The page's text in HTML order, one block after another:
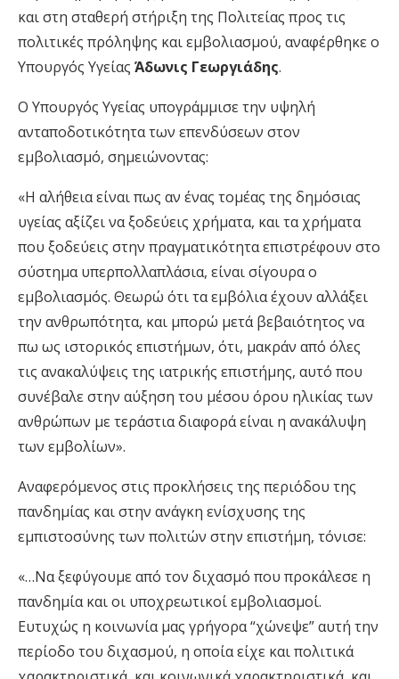
και στη σταθερή στήριξη της Πολιτείας προς τις
πολιτικές πρόληψης και εμβολιασμού, αναφέρθηκε ο
Υπουργός Υγείας Άδωνις Γεωργιάδης.
Ο Υπουργός Υγείας υπογράμμισε την υψηλή
ανταποδοτικότητα των επενδύσεων στον
εμβολιασμό, σημειώνοντας:
«Η αλήθεια είναι πως αν ένας τομέας της δημόσιας
υγείας αξίζει να ξοδεύεις χρήματα, και τα χρήματα
που ξοδεύεις στην πραγματικότητα επιστρέφουν στο
σύστημα υπερπολλαπλάσια, είναι σίγουρα ο
εμβολιασμός. Θεωρώ ότι τα εμβόλια έχουν αλλάξει
την ανθρωπότητα, και μπορώ μετά βεβαιότητος να
πω ως ιστορικός επιστήμων, ότι, μακράν από όλες
τις ανακαλύψεις της ιατρικής επιστήμης, αυτό που
συνέβαλε στην αύξηση του μέσου όρου ηλικίας των
ανθρώπων με τεράστια διαφορά είναι η ανακάλυψη
των εμβολίων».
Αναφερόμενος στις προκλήσεις της περιόδου της
πανδημίας και στην ανάγκη ενίσχυσης της
εμπιστοσύνης των πολιτών στην επιστήμη, τόνισε:
«…Να ξεφύγουμε από τον διχασμό που προκάλεσε η
πανδημία και οι υποχρεωτικοί εμβολιασμοί.
Ευτυχώς η κοινωνία μας γρήγορα “χώνεψε” αυτή την
περίοδο του διχασμού, η οποία είχε και πολιτικά